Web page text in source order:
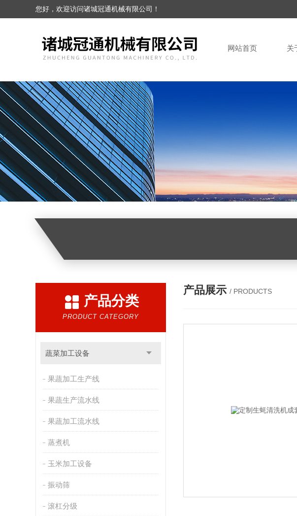
您好，欢迎访问诸城冠通机械有限公司！
网站首页 关
产品分类
PRODUCT CATEGORY
蔬菜加工设备
果蔬加工生产线
果蔬生产流水线
果蔬加工流水线
蒸煮机
玉米加工设备
振动筛
滚杠分级
产品展示 / PRODUCTS